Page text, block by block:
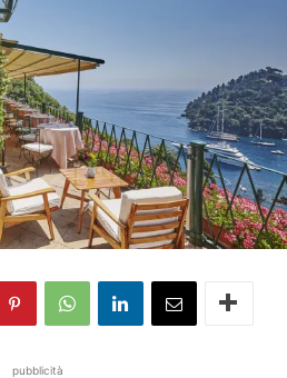
pubblicità